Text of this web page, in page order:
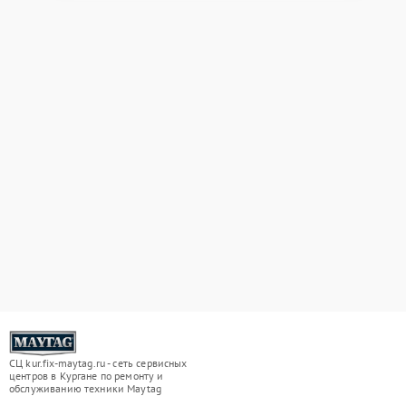
СЦ kur.fix-maytag.ru - сеть сервисных
центров в Кургане по ремонту и
обслуживанию техники Maytag